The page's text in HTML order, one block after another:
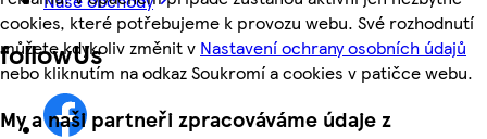
cookies, které potřebujeme k provozu webu. Své rozhodnutí
můžete kdykoliv změnit v Nastavení ochrany osobních údajů
nebo kliknutím na odkaz Soukromí a cookies v patičce webu.
My a naši partneři zpracováváme údaje z
followUs